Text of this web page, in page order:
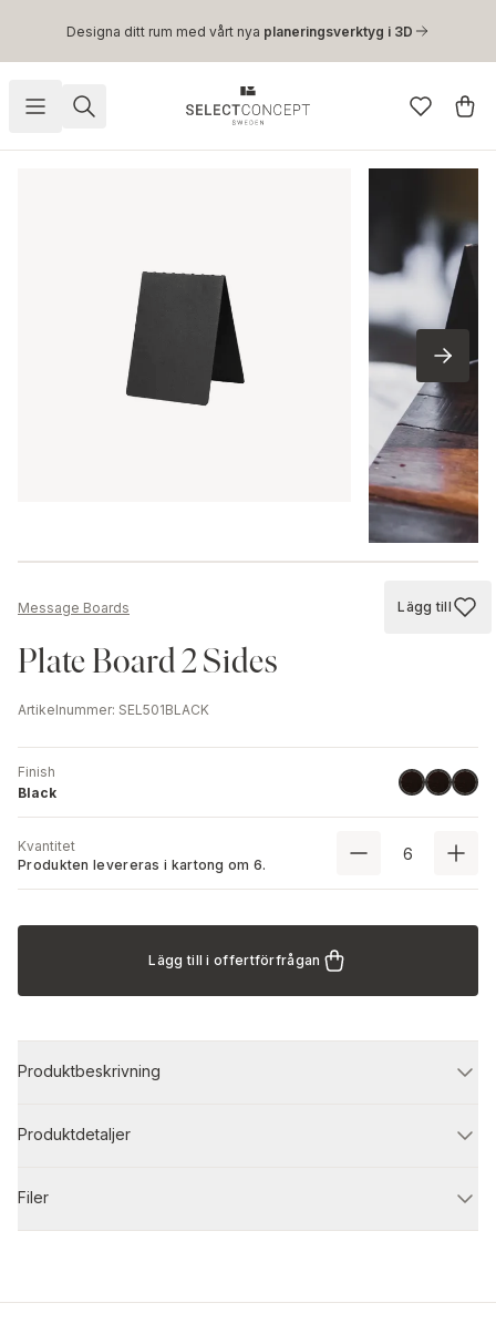
Hoppa till huvudinnehåll
Designa ditt rum med vårt nya planeringsverktyg i 3D
Message Boards Lägg till
Lägg till
Plate Board 2 Sides
Artikelnummer: SEL501BLACK
Finish
Black
BlackBlackBlack
Kvantitet
Produkten levereras i kartong om 6.
Lägg till i offertförfrågan
Produktbeskrivning
Produktdetaljer
Filer